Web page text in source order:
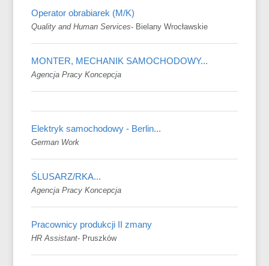
Operator obrabiarek (M/K)
Quality and Human Services- Bielany Wrocławskie
MONTER, MECHANIK SAMOCHODOWY...
Agencja Pracy Koncepcja
Elektryk samochodowy - Berlin...
German Work
ŚLUSARZ/RKA...
Agencja Pracy Koncepcja
Pracownicy produkcji II zmany
HR Assistant- Pruszków